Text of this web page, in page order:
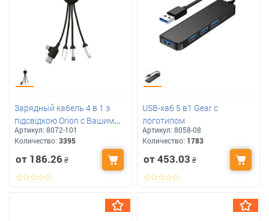
Зарядный кабель 4 в 1 з
підсвідкою Orion с Вашим
логотипом
Артикул: 8072-101
Количество: 3395
от 186.26₴
USB-хаб 5 в1 Gear с
логотипом
Артикул:8058-08
Количество: 1783
от 453.03 ₴